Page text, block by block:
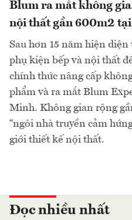
Blum ra mắt không
nội thất gần 600m2
Sau hơn 15 năm hiện
phụ kiện bếp và nội thất
chính thức nâng cấp
phẩm và ra mắt Blum
Minh. Không gian rộng
“ngôi nhà truyền cảm
giới thiết kế nội thất.
Đọc nhiều nhất